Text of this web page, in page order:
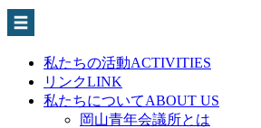
私たちの活動ACTIVITIES
リンクLINK
私たちについてABOUT US
岡山青年会議所とは